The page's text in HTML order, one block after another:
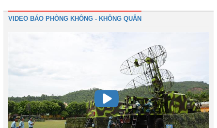
VIDEO BÁO PHÒNG KHÔNG - KHÔNG QUÂN